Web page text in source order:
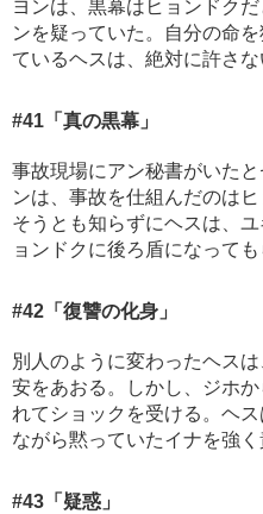
ヨンは、黒幕はヒョンドク
ンを疑っていた。自分の命
ているヘスは、絶対に許さな
#41 「真の黒幕」
事故現場にアン秘書がいた
ンは、事故を仕組んだのは
そうとも知らずにヘスは、
ョンドクに後ろ盾になっても
#42 「復讐の化身」
別人のように変わったヘス
安をあおる。しかし、ジホ
れてショックを受ける。ヘ
ながら黙っていたイナを強
#43 「疑惑」